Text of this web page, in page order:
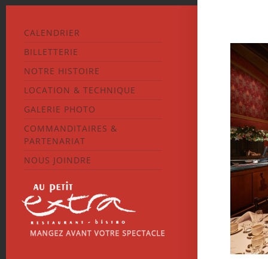
CALENDRIER
BILLETTERIE
NOTRE HISTOIRE
LOCATION & TECHNIQUE
GALERIE PHOTO
COMMANDITAIRES &
PARTENARIAT
NOUS JOINDRE